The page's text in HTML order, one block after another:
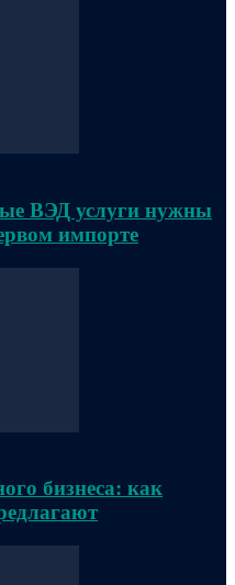
ВЭД услуги нужны
импорте
бизнеса: как